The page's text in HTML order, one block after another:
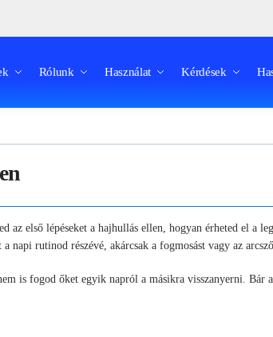
Rólunk Használat Kérdések
első lépéseket a hajhullás ellen, hogyan érheted el a
rutinod részévé, akárcsak a fogmosást vagy az
is fogod őket egyik napról a másikra visszanyerni. Bár